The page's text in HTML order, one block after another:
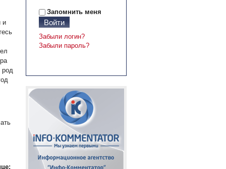
и
род
Запомнить меня
Войти
Забыли логин?
Забыли пароль?